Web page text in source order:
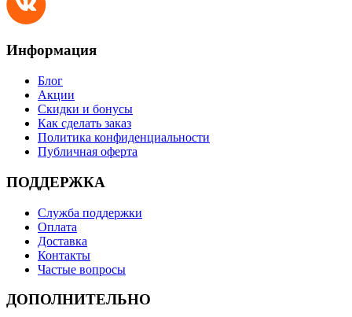
Информация
Блог
Акции
Скидки и бонусы
Как сделать заказ
Политика конфиденциальности
Публичная оферта
ПОДДЕРЖКА
Служба поддержки
Оплата
Доставка
Контакты
Частые вопросы
ДОПОЛНИТЕЛЬНО